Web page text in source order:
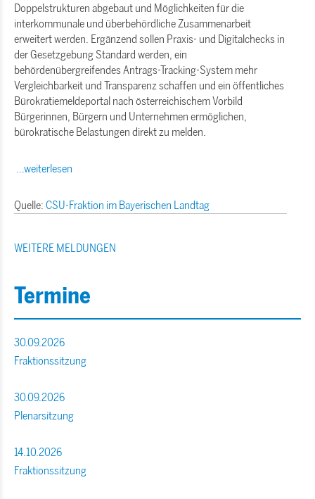
Doppelstrukturen abgebaut und Möglichkeiten für die
interkommunale und überbehördliche Zusammenarbeit
erweitert werden. Ergänzend sollen Praxis- und Digitalchecks in
der Gesetzgebung Standard werden, ein
behördenübergreifendes Antrags-Tracking-System mehr
Vergleichbarkeit und Transparenz schaffen und ein öffentliches
Bürokratiemeldeportal nach österreichischem Vorbild
Bürgerinnen, Bürgern und Unternehmen ermöglichen,
bürokratische Belastungen direkt zu melden.
...weiterlesen
Quelle: CSU-Fraktion im Bayerischen Landtag
WEITERE MELDUNGEN
Termine
30.09.2026
Fraktionssitzung
30.09.2026
Plenarsitzung
14.10.2026
Fraktionssitzung